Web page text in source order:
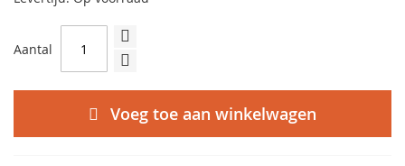
Aantal
Voeg toe aan winkelwagen